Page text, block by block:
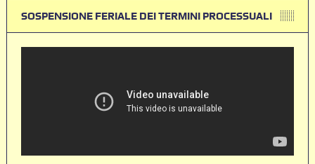
SOSPENSIONE FERIALE DEI TERMINI PROCESSUALI